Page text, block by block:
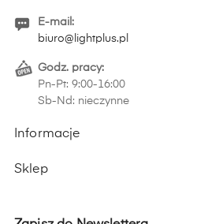
E-mail:
biuro@lightplus.pl
Godz. pracy:
Pn-Pt: 9:00-16:00
Sb-Nd: nieczynne
Informacje
Sklep